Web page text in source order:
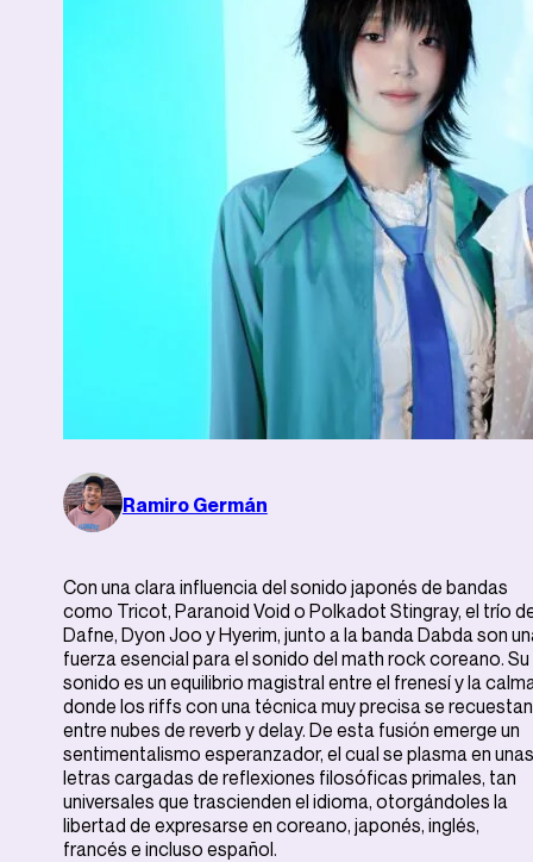
Ramiro Germán
Con una clara influencia del sonido japonés de bandas
como Tricot, Paranoid Void o Polkadot Stingray, el trío
Dafne, Dyon Joo y Hyerim, junto a la banda Dabda son
fuerza esencial para el sonido del math rock coreano. Su
sonido es un equilibrio magistral entre el frenesí y la
donde los riffs con una técnica muy precisa se recuestan
entre nubes de reverb y delay. De esta fusión emerge un
sentimentalismo esperanzador, el cual se plasma en unas
letras cargadas de reflexiones filosóficas primales, tan
universales que trascienden el idioma, otorgándoles la
libertad de expresarse en coreano, japonés, inglés,
francés e incluso español.